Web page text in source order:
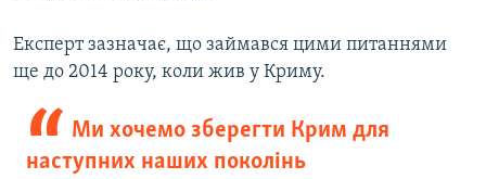
Експерт зазначає, що займався цими питаннями
ще до 2014 року, коли жив у Криму.
Ми хочемо зберегти Крим для
наступних наших поколінь